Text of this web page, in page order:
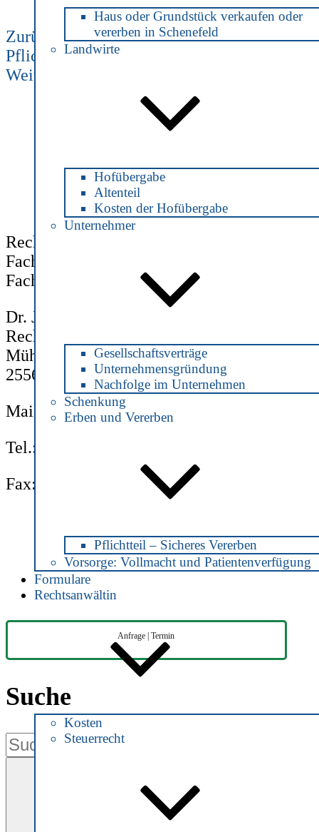
Haus oder Grundstück verkaufen oder
vererben in Schenefeld
Landwirte
Hofübergabe
Altenteil
Kosten der Hofübergabe
Unternehmer
Gesellschaftsverträge
Unternehmensgründung
Nachfolge im Unternehmen
Schenkung
Erben und Vererben
Pflichtteil – Sicheres Vererben
Vorsorge: Vollmacht und Patientenverfügung
Formulare
Rechtsanwältin
Kosten
Steuerrecht
Zurück
Pflichtteils-Verzicht
Nächster
Weiter
Rechtsanwältin und Notarin
Fachanwältin für Steuerrecht
Fachanwältin für Verkehrsrecht
Dr. Julia Jonas
Rechtsanwältin und Notarin
Mühlenstraße 2
25560 Schenefeld
Mail:
info@notarin-jonas.de
Tel.: 04892 / 890 8160
Fax: 04892 / 890 8162
Anfrage | Termin
Suche
Suche
nach: